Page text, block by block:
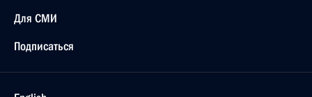
Для СМИ
Подписаться